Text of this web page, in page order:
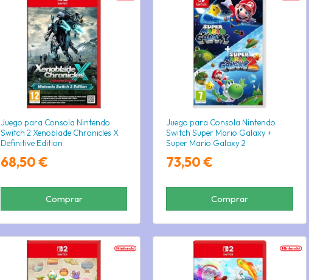
Juego para Consola Nintendo
Switch 2 Xenoblade Chronicles X
Definitive Edition
68,50 €
Comprar
Juego para Consola Nintendo
Switch Super Mario Galaxy +
Super Mario Galaxy 2
73,50 €
Comprar